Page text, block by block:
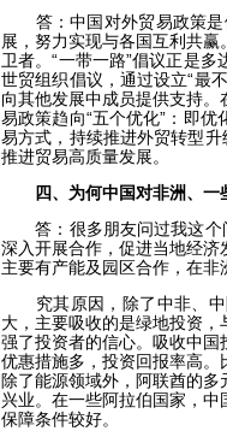
答：中国对外贸易政策是
展，努力实现与各国互利共
卫者。“一带一路”倡议正是
世贸组织倡议，通过设立“最
向其他发展中成员提供支持
易政策趋向“五个优化”：即
易方式，持续推进外贸转型
推进贸易高质量发展。
四、为何中国对非洲、
答：很多朋友问过我这个
深入开展合作，促进当地经
主要有产能及园区合作，在非
究其原因，除了中非、中
大，主要吸收的是绿地投资
强了投资者的信心。吸收中国
优惠措施多，投资回报率高。
除了能源领域外，阿联酋的
兴业。在一些阿拉伯国家，
保障条件较好。